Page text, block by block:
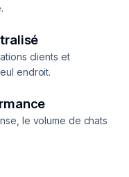
clients et
endroit.
le volume de chats